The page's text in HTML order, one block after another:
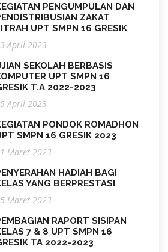
PENGUMPULAN DAN
ZAKAT
UPT SMPN 16 GRESIK
April 2023
SEKOLAH BERBASIS
UPT SMPN 16
T.A 2022-2023
April 2023
PONDOK ROMADHON
SMPN 16 GRESIK 2023
Maret 2023
HADIAH BAGI
YANG BERPRESTASI
Maret 2023
RAPORT SISIPAN
7 & 8 UPT SMPN 16
TA 2022-2023